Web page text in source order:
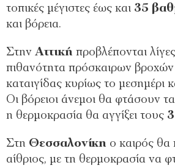
τοπικές μέγιστες έως και 35
και βόρεια.
Στην Αττική προβλέπονται
πιθανότητα πρόσκαιρων
καταιγίδας κυρίως το μεσημέρι
Οι βόρειοι άνεμοι θα φτάσουν τα
η θερμοκρασία θα αγγίξει τους
Στη Θεσσαλονίκη ο καιρός θα
αίθριος, με τη θερμοκρασία να